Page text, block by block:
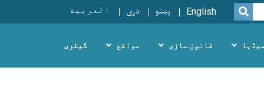
SEARCH
English پښتو دری العربية
میڈیا قانون سازی مواقع گیلری